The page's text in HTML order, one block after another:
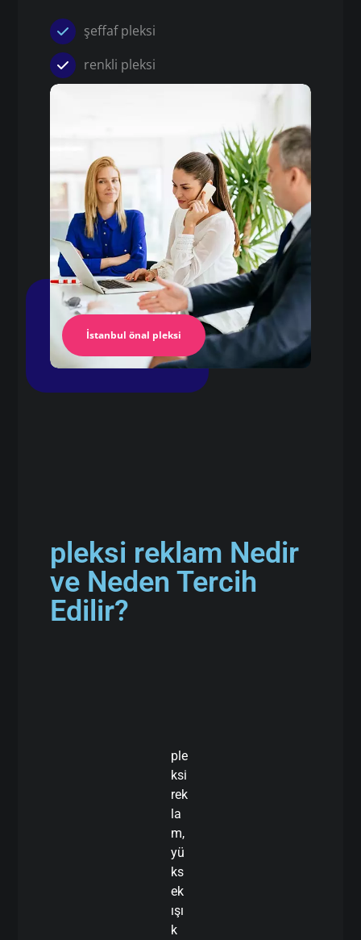
İstanbul önal pleksi
şeffaf pleksi
renkli pleksi
Pleksi Masa
İstanbul Pleksi
pleksi reklam Nedir
ve Neden Tercih
Edilir?
ple
ksi
rek
la
m,
yü
ks
ek
ışı
k